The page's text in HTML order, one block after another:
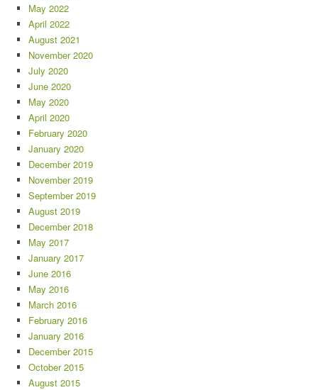
May 2022
April 2022
August 2021
November 2020
July 2020
June 2020
May 2020
April 2020
February 2020
January 2020
December 2019
November 2019
September 2019
August 2019
December 2018
May 2017
January 2017
June 2016
May 2016
March 2016
February 2016
January 2016
December 2015
October 2015
August 2015